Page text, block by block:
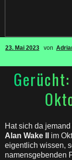
23. Mai 2023 von
Hat sich da
Alan Wake II
im
eigentlich wissen,
namensgebenden